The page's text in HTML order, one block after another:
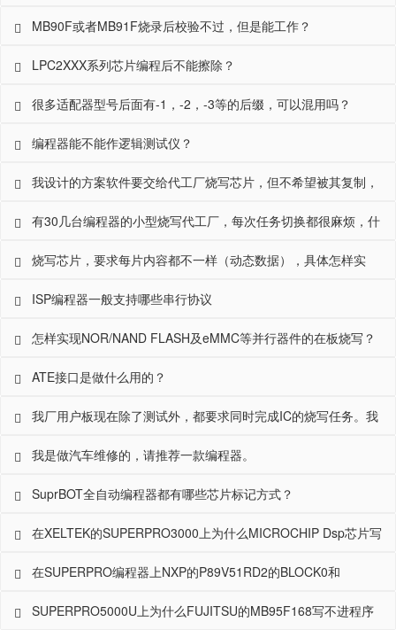
MB90F或者MB91F烧录后校验不过，但是能工作？
LPC2XXX系列芯片编程后不能擦除？
很多适配器型号后面有-1，-2，-3等的后缀，可以混用吗？
编程器能不能作逻辑测试仪？
我设计的方案软件要交给代工厂烧写芯片，但不希望被其复制，
并且能控制其产量，如何实现？
有30几台编程器的小型烧写代工厂，每次任务切换都很麻烦，什
么好办法？
烧写芯片，要求每片内容都不一样（动态数据），具体怎样实
现？
ISP编程器一般支持哪些串行协议
怎样实现NOR/NAND FLASH及eMMC等并行器件的在板烧写？
ATE接口是做什么用的？
我厂用户板现在除了测试外，都要求同时完成IC的烧写任务。我
们现在都是根据用户的芯片选用相应的专用ISP编程器集成到
ICT、FCT中，太麻烦了。有没有可以满足所有芯片烧写需求的
通用的解决方案？
我是做汽车维修的，请推荐一款编程器。
SuprBOT全自动编程器都有哪些芯片标记方式？
在XELTEK的SUPERPRO3000上为什么MICROCHIP Dsp芯片写
好后不能工作（如DSPIC30F6010A,3012A等）？
在SUPERPRO编程器上NXP的P89V51RD2的BLOCK0和
BLOCK1怎么一齐擦除掉了，怎么分开操作呢？
SUPERPRO5000U上为什么FUJITSU的MB95F168写不进程序